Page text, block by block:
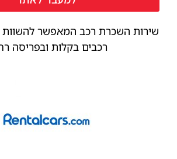
שירות השכרת רכב המאפשר להשוות
רכבים בקלות ובפריסה